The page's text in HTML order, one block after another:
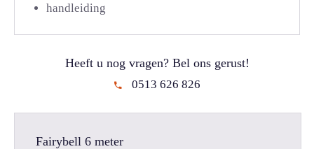
handleiding
Heeft u nog vragen? Bel ons gerust!
0513 626 826
Fairybell 6 meter